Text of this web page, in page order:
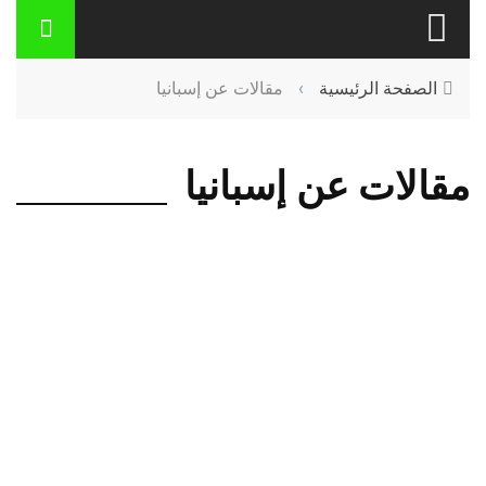
الصفحة الرئيسية › مقالات عن إسبانيا
مقالات عن إسبانيا